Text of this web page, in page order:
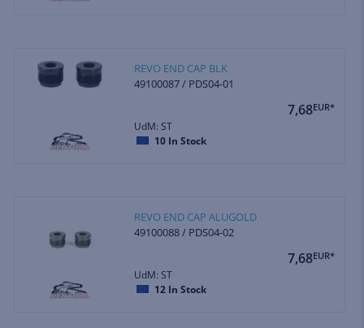
REVO END CAP BLK
49100087 / PDS04-01
7,68EUR*
UdM: ST
10 In Stock
REVO END CAP ALUGOLD
49100088 / PDS04-02
7,68EUR*
UdM: ST
12 In Stock